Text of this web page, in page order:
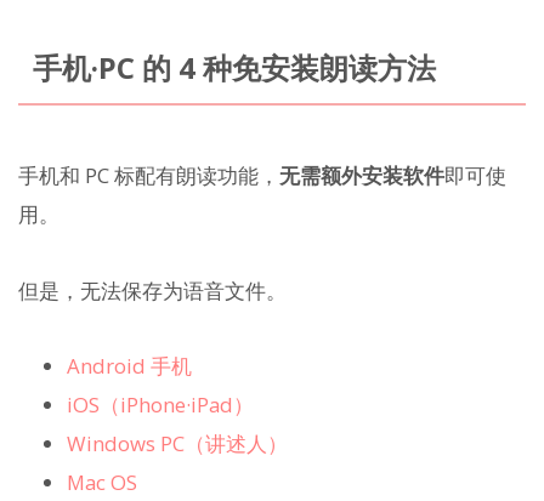
手机·PC 的 4 种免安装朗读方法
手机和 PC 标配有朗读功能， 无需额外安装软件即可使
用。
但是，无法保存为语音文件。
Android 手机
iOS（iPhone·iPad）
Windows PC（讲述人）
Mac OS